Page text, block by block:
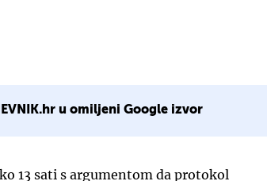
u omiljeni Google izvor
13 sati s argumentom da protokol